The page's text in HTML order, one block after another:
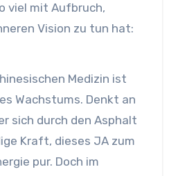
viel mit Aufbruch,
Vision zu tun hat:
Medizin ist
Wachstums. Denkt an
sich durch den Asphalt
Kraft, dieses JA zum
pur. Doch im